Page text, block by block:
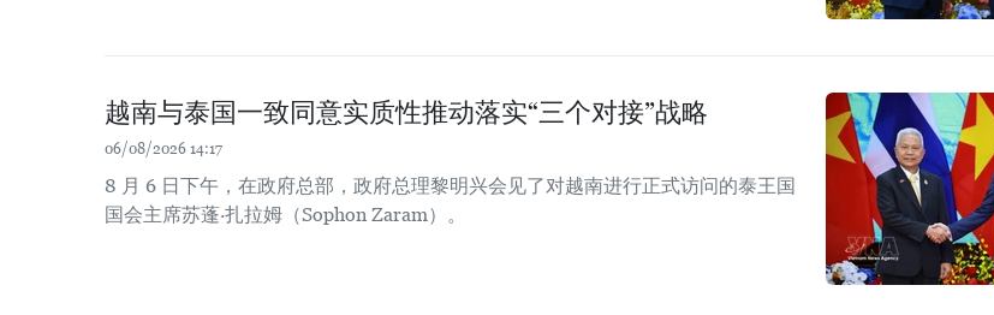
越南与泰国一致同意实质性推动落实“三个对接”战略
06/08/2026 14:17
8 月 6 日下午，在政府总部，政府总理黎明兴会见了对越南进行正式访问的泰王国
国会主席苏蓬·扎拉姆（Sophon Zaram）。